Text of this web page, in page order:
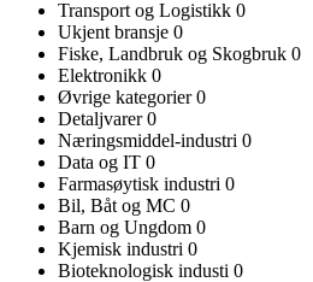
Transport og Logistikk 0
Ukjent bransje 0
Fiske, Landbruk og Skogbruk 0
Elektronikk 0
Øvrige kategorier0
Detaljvarer0
Næringsmiddel-industri 0
Data og IT 0
Farmasøytisk industri 0
Bil, Båt og MC 0
Barn og Ungdom 0
Kjemisk industri 0
Bioteknologisk industi 0